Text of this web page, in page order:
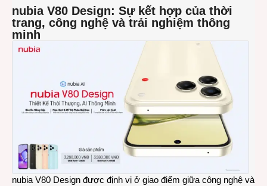
nubia V80 Design: Sự kết hợp của thời
trang, công nghệ và trải nghiệm thông
minh
nubia V80 Design được định vị ở giao điểm giữa công nghệ và